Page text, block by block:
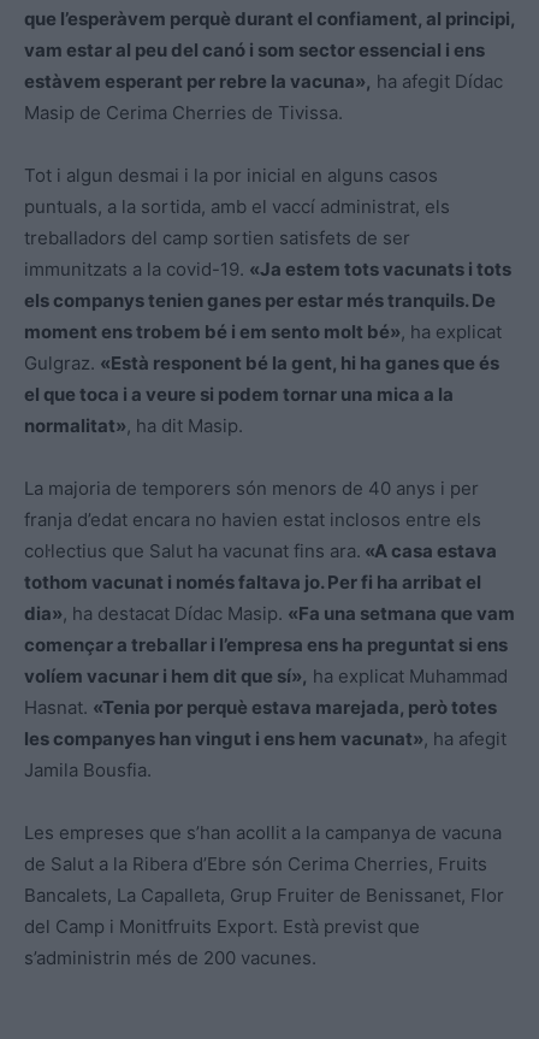
que l’esperàvem perquè durant el confiament, al principi,
vam estar al peu del canó i som sector essencial i ens
estàvem esperant per rebre la vacuna», ha afegit Dídac
Masip de Cerima Cherries de Tivissa.
Tot i algun desmai i la por inicial en alguns casos
puntuals, a la sortida, amb el vaccí administrat, els
treballadors del camp sortien satisfets de ser
immunitzats a la covid-19. «Ja estem tots vacunats i tots
els companys tenien ganes per estar més tranquils. De
moment ens trobem bé i em sento molt bé», ha explicat
Gulgraz. «Està responent bé la gent, hi ha ganes que és
el que toca i a veure si podem tornar una mica a la
normalitat», ha dit Masip.
La majoria de temporers són menors de 40 anys i per
franja d’edat encara no havien estat inclosos entre els
col·lectius que Salut ha vacunat fins ara. «A casa estava
tothom vacunat i només faltava jo. Per fi ha arribat el
dia», ha destacat Dídac Masip. «Fa una setmana que vam
començar a treballar i l’empresa ens ha preguntat si ens
volíem vacunar i hem dit que sí», ha explicat Muhammad
Hasnat. «Tenia por perquè estava marejada, però totes
les companyes han vingut i ens hem vacunat», ha afegit
Jamila Bousfia.
Les empreses que s’han acollit a la campanya de vacuna
de Salut a la Ribera d’Ebre són Cerima Cherries, Fruits
Bancalets, La Capalleta, Grup Fruiter de Benissanet, Flor
del Camp i Monitfruits Export. Està previst que
s’administrin més de 200 vacunes.